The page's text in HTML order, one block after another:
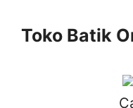
contentToko Batik